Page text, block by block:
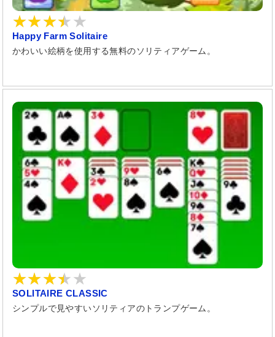
Happy Farm Solitaire
かわいい絵柄を使用する無料のソリティアゲーム。
SOLITAIRE CLASSIC
シンプルで見やすいソリティアのトランプゲーム。